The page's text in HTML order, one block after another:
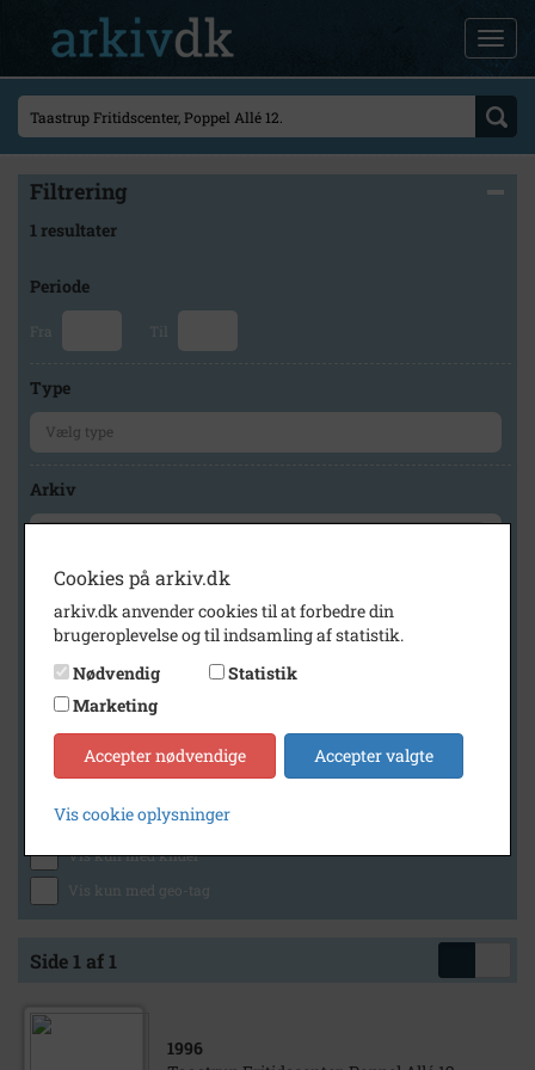
Filtrering
1 resultater
Periode
Fra Til
Type
Arkiv
Geografi
Generelt
Vis kun med billeder
Vis kun med lydklip
Vis kun med kilder
Vis kun med geo-tag
Side 1 af 1
1996
Cookies på arkiv.dk
arkiv.dk anvender cookies til at forbedre din
brugeroplevelse og til indsamling af statistik.
Nødvendig
Statistik
Marketing
Accepter nødvendige Accepter valgte
Vis cookie oplysninger